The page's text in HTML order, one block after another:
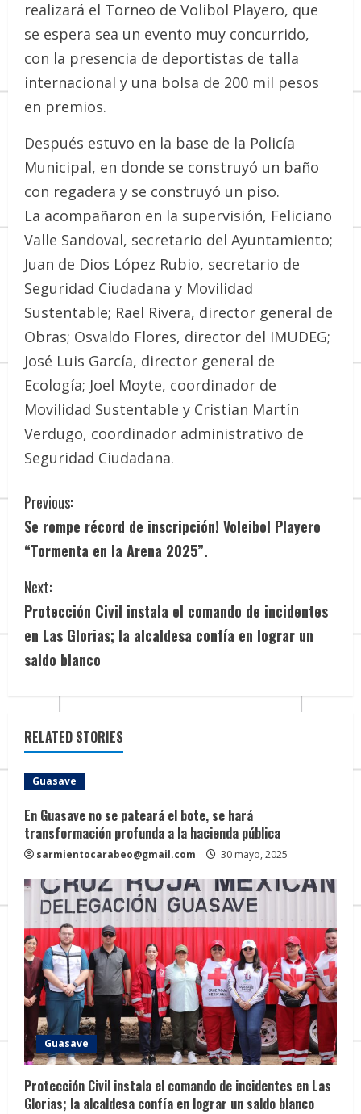
realizará el Torneo de Volibol Playero, que
se espera sea un evento muy concurrido,
con la presencia de deportistas de talla
internacional y una bolsa de 200 mil pesos
en premios.
Después estuvo en la base de la Policía
Municipal, en donde se construyó un baño
con regadera y se construyó un piso.
La acompañaron en la supervisión, Feliciano
Valle Sandoval, secretario del Ayuntamiento;
Juan de Dios López Rubio, secretario de
Seguridad Ciudadana y Movilidad
Sustentable; Rael Rivera, director general de
Obras; Osvaldo Flores, director del IMUDEG;
José Luis García, director general de
Ecología; Joel Moyte, coordinador de
Movilidad Sustentable y Cristian Martín
Verdugo, coordinador administrativo de
Seguridad Ciudadana.
C
o
n
t
i
n
e
R
e
a
d
n
g
Previous:
Se rompe récord de inscripción! Voleibol Playero
“Tormenta en la Arena 2025”.
Next:
Protección Civil instala el comando de incidentes
en Las Glorias; la alcaldesa confía en lograr un
saldo blanco
RELATED STORIES
Guasave
En Guasave no se pateará el bote, se hará
transformación profunda a la hacienda pública
sarmientocarabeo@gmail.com 30 mayo, 2025
Guasave
Protección Civil instala el comando de incidentes en Las
Glorias; la alcaldesa confía en lograr un saldo blanco